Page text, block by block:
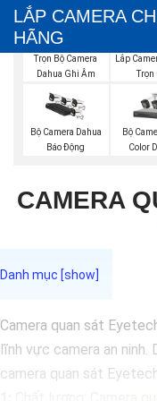
LẮP CAMERA
HÃNG
Trọn Bộ Camera
Dahua Ghi Âm
Lắp
Trọn
Bộ Camera Dahua
Báo Động
Bộ
Color
CAMERA
Camera quan sát
lĩnh vực camera an
camera quan sát